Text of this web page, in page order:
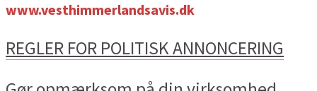
Forside
Navnestof og generelt
Handel og erhverv
www.vesthimmerlandsavis.dk
REGLER FOR POLITISK ANNONCERING